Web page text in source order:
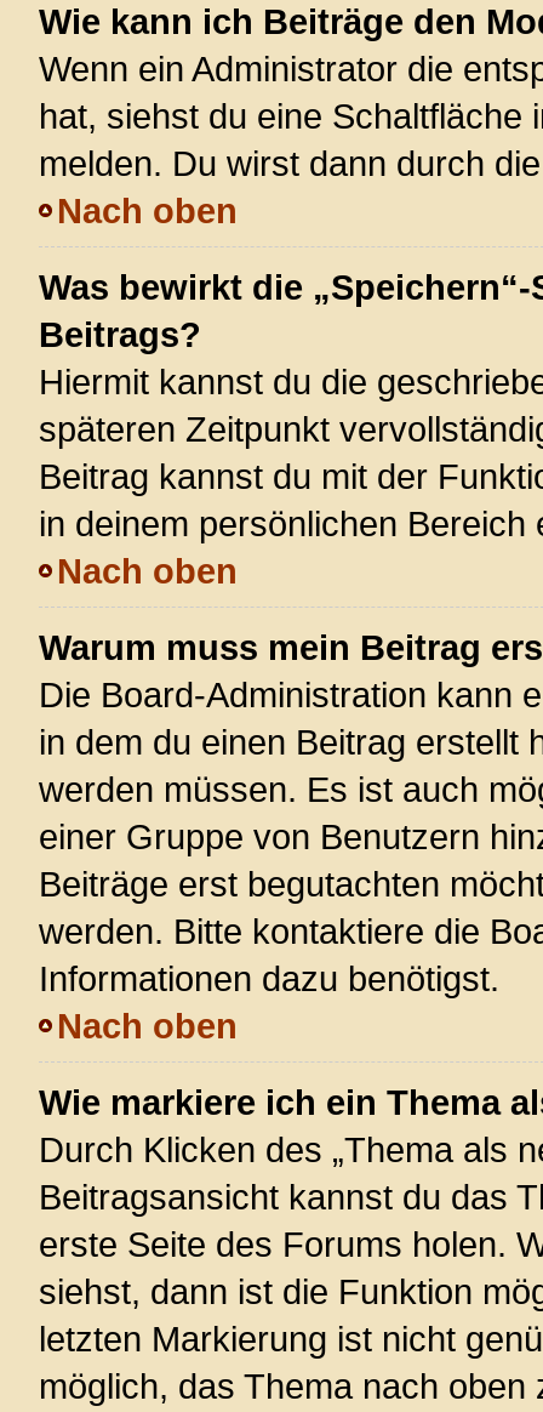
Wie kann ich Beiträge den
Wenn ein Administrator die
hat, siehst du eine
melden. Du wirst dann durch
Nach oben
Was bewirkt die
Beitrags?
Hiermit kannst du die
späteren Zeitpunkt
Beitrag kannst du mit der
in deinem persönlichen Bereich
Nach oben
Warum muss mein Beitrag
Die Board-Administration kann
in dem du einen Beitrag erstellt
werden müssen. Es ist auch
einer Gruppe von Benutzern
Beiträge erst begutachten
werden. Bitte kontaktiere die
Informationen dazu benötigst.
Nach oben
Wie markiere ich ein Thema
Durch Klicken des „Thema als
Beitragsansicht kannst du das
erste Seite des Forums holen.
siehst, dann ist die Funktion
letzten Markierung ist nicht
möglich, das Thema nach